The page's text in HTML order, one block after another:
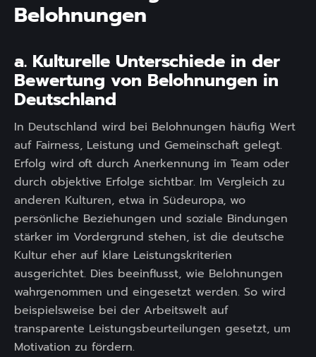
Belohnungen
a. Kulturelle Unterschiede in der
Bewertung von Belohnungen in
Deutschland
In Deutschland wird bei Belohnungen häufig Wert
auf Fairness, Leistung und Gemeinschaft gelegt.
Erfolg wird oft durch Anerkennung im Team oder
durch objektive Erfolge sichtbar. Im Vergleich zu
anderen Kulturen, etwa in Südeuropa, wo
persönliche Beziehungen und soziale Bindungen
stärker im Vordergrund stehen, ist die deutsche
Kultur eher auf klare Leistungskriterien
ausgerichtet. Dies beeinflusst, wie Belohnungen
wahrgenommen und eingesetzt werden. So wird
beispielsweise bei der Arbeitswelt auf
transparente Leistungsbeurteilungen gesetzt, um
Motivation zu fördern.